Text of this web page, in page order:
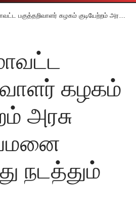
குடியேற்றம் அரசு மருத்துவமனை இணைந்து நடத்தும் கல்லூரி மகளிருக்கான புற்றுநோய் விழிப்பு மற்றும் மனநலம் சார்ந்த மருத்துவ முகாம்
கழகம்
அரசு
நடத்தும்